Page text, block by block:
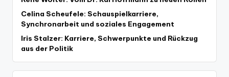
Celina Scheufele: Schauspielkarriere,
Synchronarbeit und soziales Engagement
Iris Stalzer: Karriere, Schwerpunkte und Rückzug
aus der Politik